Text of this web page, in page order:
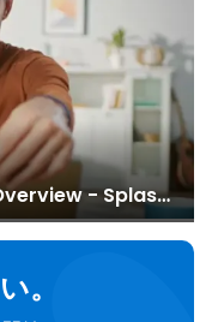
Remote Desktop Software Overview - Splashtop
。